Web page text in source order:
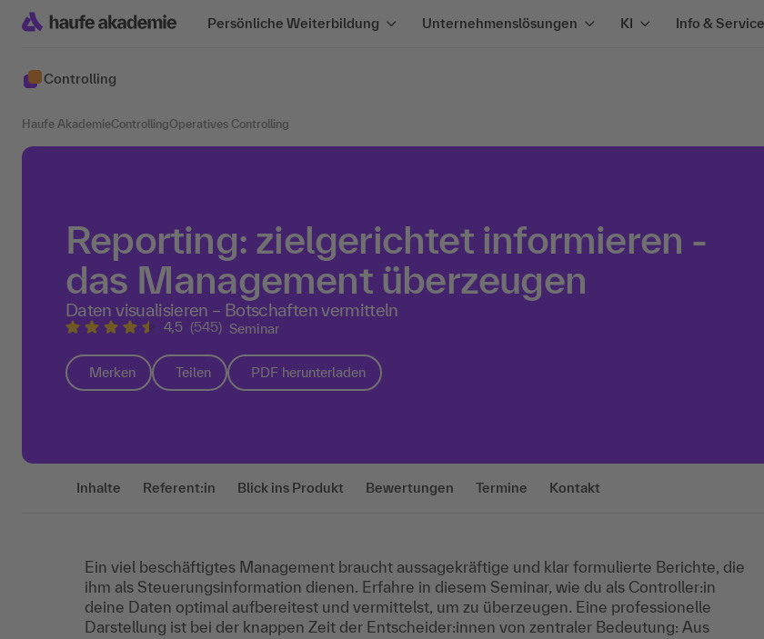
Persönliche Weiterbildung Unternehmenslösungen KI Info &
Controlling
Haufe AkademieControllingOperatives Controlling
Reporting: zielgerichtet informieren -
das Management überzeugen
Daten visualisieren – Botschaften vermitteln
4,5 (545) Seminar
Merken Teilen PDF herunterladen
Inhalte Referent:in Blick ins Produkt Bewertungen Termine Kontakt
Ein viel beschäftigtes Management braucht aussagekräftige und klar formulierte Berichte, die
ihm als Steuerungsinformation dienen. Erfahre in diesem Seminar, wie du als Controller:in
deine Daten optimal aufbereitest und vermittelst, um zu überzeugen. Eine professionelle
Darstellung ist bei der knappen Zeit der Entscheider:innen von zentraler Bedeutung: Aus